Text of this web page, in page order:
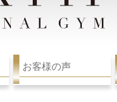
お客様の声